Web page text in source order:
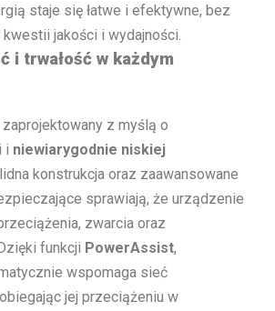
staje się łatwe i efektywne, bez
jakości i wydajności.
i trwałość w każdym
z myślą o
i niewiarygodnie niskiej
konstrukcja oraz zaawansowane
sprawiają, że urządzenie
zwarcia oraz
funkcji PowerAssist,
wspomaga sieć
jej przeciążeniu w